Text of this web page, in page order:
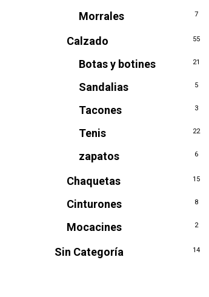
Morrales 7
Calzado 55
Botas y botines 21
Sandalias 5
Tacones 3
Tenis 22
zapatos 6
Chaquetas 15
Cinturones 8
Mocacines 2
Sin Categoría 14